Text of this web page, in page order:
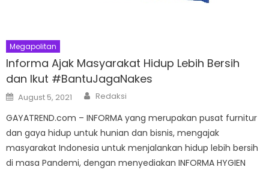
Megapolitan
Informa Ajak Masyarakat Hidup Lebih Bersih
dan Ikut #BantuJagaNakes
Posted
on
August 5, 2021 Author
Redaksi
GAYATREND.com – INFORMA yang merupakan pusat furnitur
dan gaya hidup untuk hunian dan bisnis, mengajak
masyarakat Indonesia untuk menjalankan hidup lebih bersih
di masa Pandemi, dengan menyediakan INFORMA HYGIEN